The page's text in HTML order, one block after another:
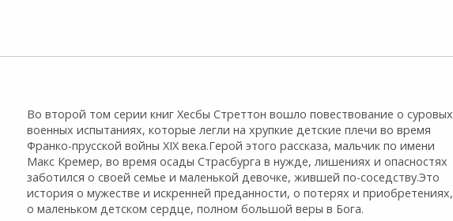
Во второй том серии книг Хесбы Стреттон вошло повествование о суровых
военных испытаниях, которые легли на хрупкие детские плечи во время
Франко-прусской войны XIX века.Герой этого рассказа, мальчик по имени
Макс Кремер, во время осады Страсбурга в нужде, лишениях и опасностях
заботился о своей семье и маленькой девочке, жившей по-соседству.Это
история о мужестве и искренней преданности, о потерях и приобретениях,
о маленьком детском сердце, полном большой веры в Бога.